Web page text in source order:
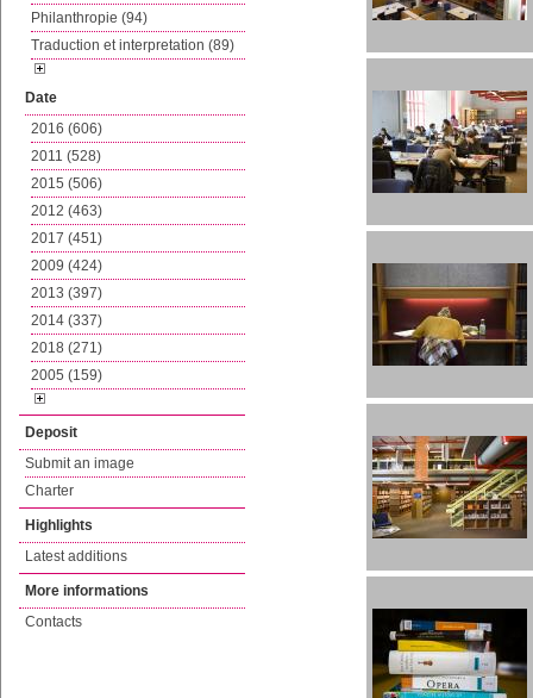
Philanthropie (94)
Traduction et interpretation (89)
Date
2016 (606)
2011 (528)
2015 (506)
2012 (463)
2017 (451)
2009 (424)
2013 (397)
2014 (337)
2018 (271)
2005 (159)
Deposit
Submit an image
Charter
Highlights
Latest additions
More informations
Contacts